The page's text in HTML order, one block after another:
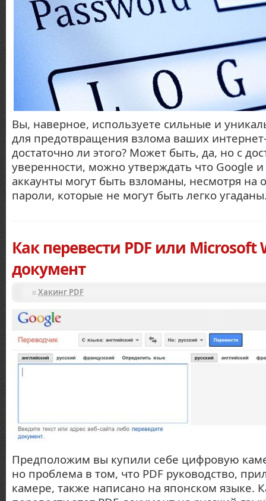
Вы, наверное, используете сильные и
для предотвращения взлома ваших
достаточно ли этого? Может быть, да, но с
уверенности, можно утверждать что Google и
аккаунты могут быть взломаны, несмотря на
пароли, которые не могут быть легко
Как перевести PDF или Microsoft
документ
вХакинг PDF
Предположим вы купили себе цифровую
но проблема в том, что PDF руководство,
камере, также написано на японском языке.